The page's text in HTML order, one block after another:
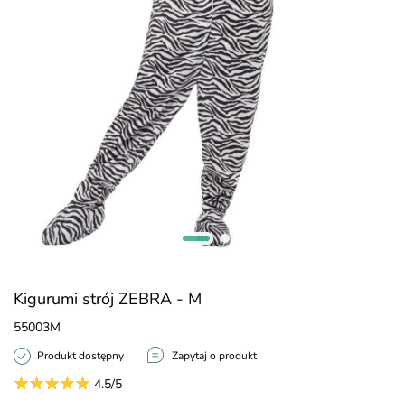
Kigurumi strój ZEBRA - M
55003M
Produkt dostępny Zapytaj o produkt
4.5/5